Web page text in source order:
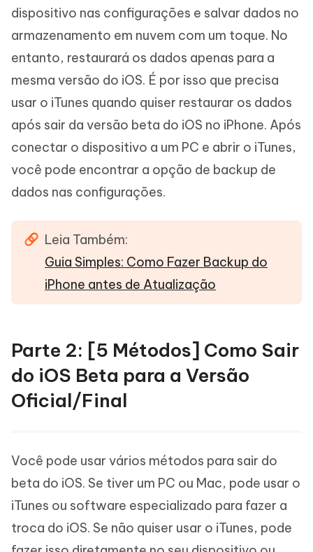
dispositivo nas configurações e salvar dados no
armazenamento em nuvem com um toque. No
entanto, restaurará os dados apenas para a
mesma versão do iOS. É por isso que precisa
usar o iTunes quando quiser restaurar os dados
após sair da versão beta do iOS no iPhone. Após
conectar o dispositivo a um PC e abrir o iTunes,
você pode encontrar a opção de backup de
dados nas configurações.
Leia Também:
Guia Simples: Como Fazer Backup do
iPhone antes de Atualização
Parte 2: [5 Métodos] Como Sair
do iOS Beta para a Versão
Oficial/Final
Você pode usar vários métodos para sair do
beta do iOS. Se tiver um PC ou Mac, pode usar o
iTunes ou software especializado para fazer a
troca do iOS. Se não quiser usar o iTunes, pode